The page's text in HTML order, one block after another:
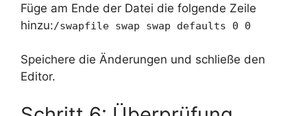
Füge am Ende der Datei die folgende Zeile
hinzu:/swapfile swap swap defaults 0 0
Speichere die Änderungen und schließe den
Editor.